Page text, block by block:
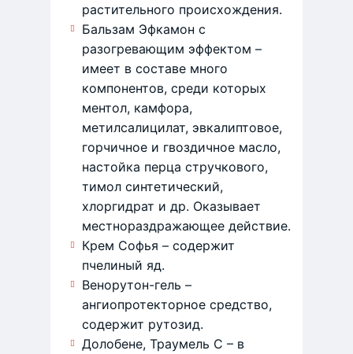
растительного происхождения.
Бальзам Эфкамон с
разогревающим эффектом –
имеет в составе много
компонентов, среди которых
ментол, камфора,
метилсалицилат, эвкалиптовое,
горчичное и гвоздичное масло,
настойка перца стручкового,
тимол синтетический,
хлоргидрат и др. Оказывает
местнораздражающее действие.
Крем Софья – содержит
пчелиный яд.
Венорутон-гель –
ангиопротекторное средство,
содержит рутозид.
Долобене, Траумель С – в